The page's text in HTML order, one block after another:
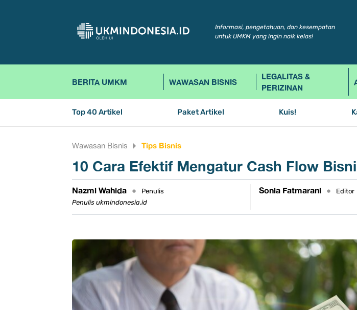
Informasi, pengetahuan, dan kesempatan
untuk UMKM yang ingin naik kelas!
BERITA UMKM WAWASAN BISNIS
LEGALITAS &
PERIZINAN
Top 40 Artikel Paket Artikel Kuis!
Wawasan Bisnis Tips Bisnis
10 Cara Efektif Mengatur Cash Flow
Nazmi Wahida • Penulis
Penulis ukmindonesia.id
Sonia Fatmarani • Editor